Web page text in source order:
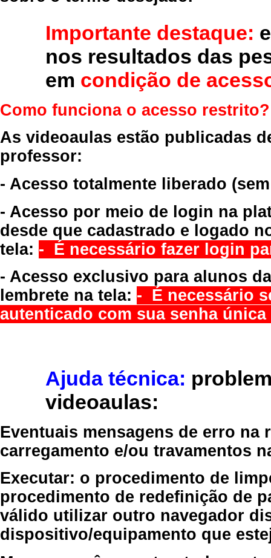
Importante destaque:
nos resultados das
em condição de
Como funciona o acesso restrito?
As videoaulas estão publicadas
professor:
- Acesso totalmente liberado
- Acesso por meio de login na
desde que cadastrado e logado
tela: - É necessário fazer login
- Acesso exclusivo para alunos
lembrete na tela: - É necessário
autenticado com sua senha
Ajuda técnica:
videoaulas:
Eventuais mensagens de erro
carregamento e/ou travamentos
Executar: o procedimento de
procedimento de redefinição de
válido utilizar outro navegador
dispositivo/equipamento que